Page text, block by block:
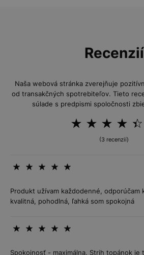
Recenzií
Naša webová stránka zverejňuje
od transakčných spotrebiteľov. Tieto
súlade s predpismi spoločnosti
(3 recenzií)
Produkt užívam každodenné, odporúčam
kvalitná, pohodlná, ľahká som spokojná
Spokojnosť - maximálna. Strih topánok je